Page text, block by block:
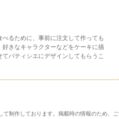
るために、事前に注文して作っても
きなキャラクターなどをケーキに描
パティシエにデザインしてもらうこ
制作しております。掲載時の情報のため、ご